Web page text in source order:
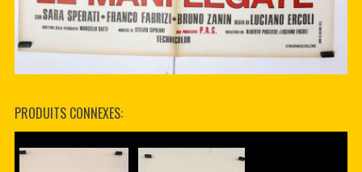
PRODUITS CONNEXES: